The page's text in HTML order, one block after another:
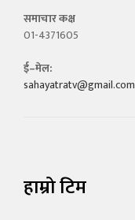
समाचार कक्ष
01-4371605
ई–मेल:
sahayatratv@gmail.com
हाम्रो टिम